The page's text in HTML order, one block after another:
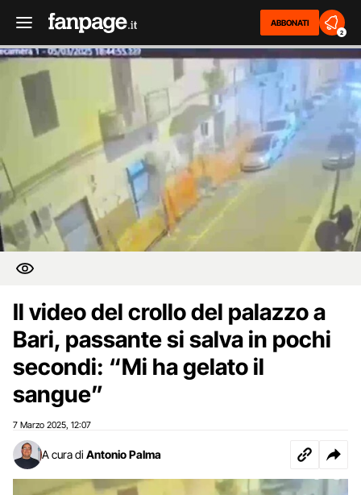
ABBONATI
2
Il video del crollo del palazzo a
Bari, passante si salva in pochi
secondi: “Mi ha gelato il
sangue”
7 Marzo 2025 12:07
A cura di Antonio Palma